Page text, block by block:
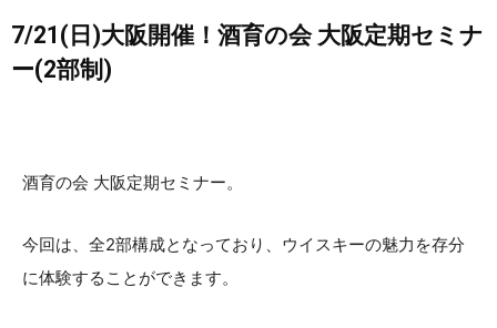
7/21(日)大阪開催！酒育の会 大阪定期セミナ
ー(2部制)
酒育の会 大阪定期セミナー。
今回は、全2部構成となっており、ウイスキーの魅力を存分
に体験することができます。